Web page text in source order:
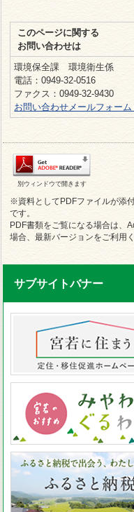
このページに関する
お問い合わせは
環境保全課 環境衛生係
電話：0949-32-0516
ファクス：0949-32-9430
お問い合わせメールフォー
別ウィンドウで開きます
※資料としてPDFファイルが添
です。
PDF書類をご覧になる場合は、
場合、最新バージョンをご利用
サブサイトバナー